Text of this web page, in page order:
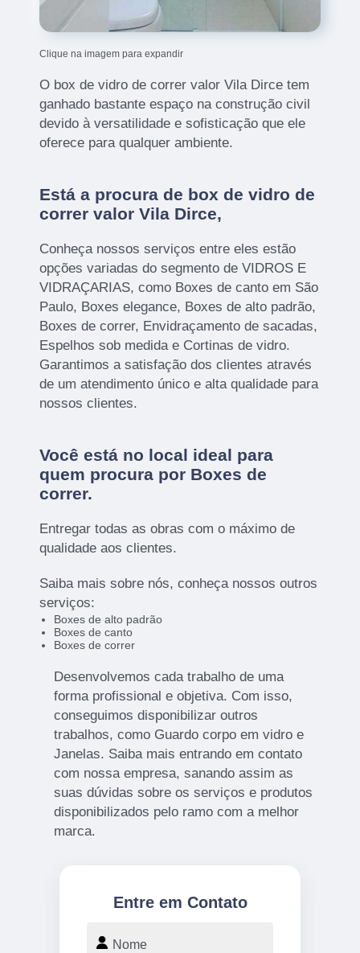
Clique na imagem para expandir
O box de vidro de correr valor Vila Dirce tem
ganhado bastante espaço na construção civil
devido à versatilidade e sofisticação que ele
oferece para qualquer ambiente.
Está a procura de box de vidro de
correr valor Vila Dirce,
Conheça nossos serviços entre eles estão
opções variadas do segmento de VIDROS E
VIDRAÇARIAS, como Boxes de canto em São
Paulo, Boxes elegance, Boxes de alto padrão,
Boxes de correr, Envidraçamento de sacadas,
Espelhos sob medida e Cortinas de vidro.
Garantimos a satisfação dos clientes através
de um atendimento único e alta qualidade para
nossos clientes.
Você está no local ideal para
quem procura por Boxes de
correr.
Entregar todas as obras com o máximo de
qualidade aos clientes.
Saiba mais sobre nós, conheça nossos outros
serviços:
Boxes de alto padrão
Boxes de canto
Boxes de correr
Desenvolvemos cada trabalho de uma
forma profissional e objetiva. Com isso,
conseguimos disponibilizar outros
trabalhos, como Guardo corpo em vidro e
Janelas. Saiba mais entrando em contato
com nossa empresa, sanando assim as
suas dúvidas sobre os serviços e produtos
disponibilizados pelo ramo com a melhor
marca.
Entre em Contato